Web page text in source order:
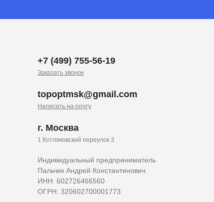
Индивидуальный предприниматель
Пальчик Андрей Константинович
ИНН: 602726466560
ОГРН: 320602700001773
+7 (499) 755-56-19
Заказать звонок
topoptmsk@gmail.com
Написать на почту
г. Москва
1 Котляковский переулок 3